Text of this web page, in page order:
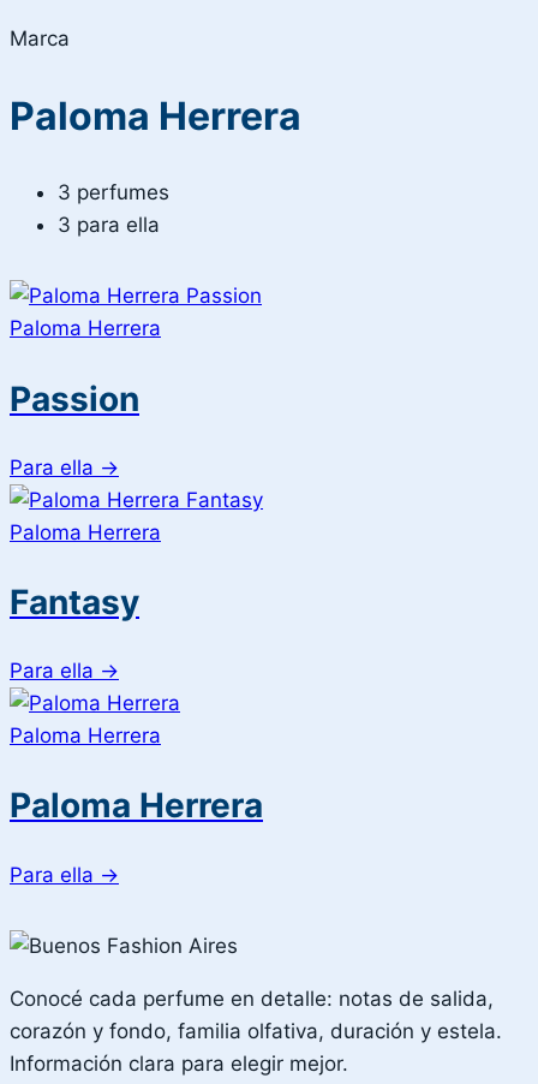
Marca
Paloma Herrera
3 perfumes
3 para ella
Paloma Herrera
Passion
Para ella →
Paloma Herrera
Fantasy
Para ella →
Paloma Herrera
Paloma Herrera
Para ella →
Conocé cada perfume en detalle: notas de salida,
corazón y fondo, familia olfativa, duración y estela.
Información clara para elegir mejor.